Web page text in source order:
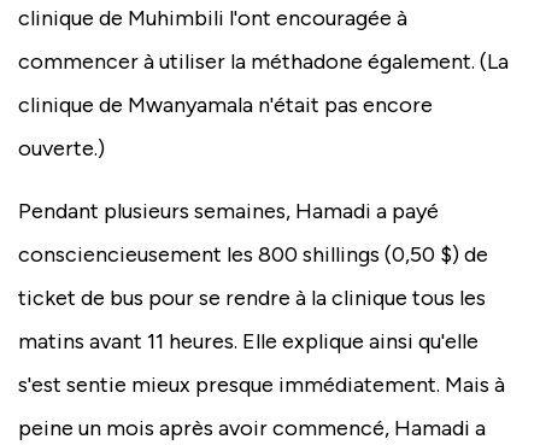
clinique de Muhimbili l'ont encouragée à
commencer à utiliser la méthadone également. (La
clinique de Mwanyamala n'était pas encore
ouverte.)
Pendant plusieurs semaines, Hamadi a payé
consciencieusement les 800 shillings (0,50 $) de
ticket de bus pour se rendre à la clinique tous les
matins avant 11 heures. Elle explique ainsi qu'elle
s'est sentie mieux presque immédiatement. Mais à
peine un mois après avoir commencé, Hamadi a